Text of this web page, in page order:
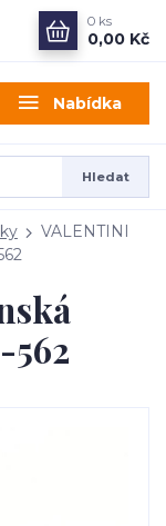
Nabídka
Hledat
0 ks
0,00 Kč
VALENTINI
562